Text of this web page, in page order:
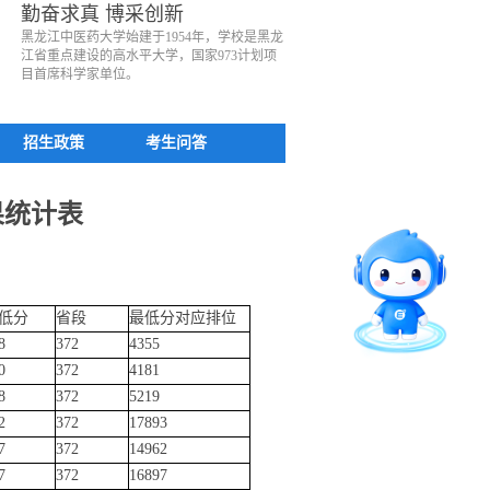
勤奋求真 博采创新
黑龙江中医药大学始建于1954年，学校是黑龙
江省重点建设的高水平大学，国家973计划项
目首席科学家单位。
招生政策 考生问答
计表
分 省段
最低分对应排位
372
4355
372
4181
372
5219
372
17893
372
14962
372
16897